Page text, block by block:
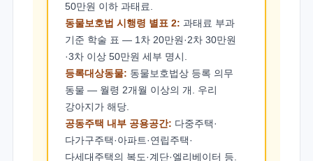
50만원 이하 과태료.
동물보호법 시행령 별표 2: 과태료 부과
기준 학술 표 — 1차 20만원·2차 30만원
·3차 이상 50만원 세부 명시.
등록대상동물: 동물보호법상 등록 의무
동물 — 월령 2개월 이상의 개. 우리
강아지가 해당.
공동주택 내부 공용공간: 다중주택·
다가구주택·아파트·연립주택·
다세대주택의 복도·계단·엘리베이터 등.